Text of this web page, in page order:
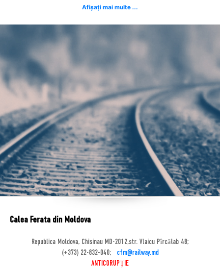
Afișați mai multe ...
Calea Ferata din Moldova
Republica Moldova, Chisinau MD-2012,str. Vlaicu Pîrcălab 48;
(+373) 22-832-040;
cfm@railway.md
ANTICORUPȚIE